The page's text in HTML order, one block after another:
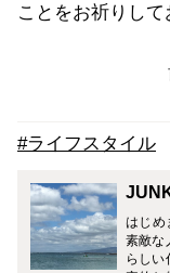
ことをお祈りして
#ライフスタイル
はじめ
素敵な
らしい